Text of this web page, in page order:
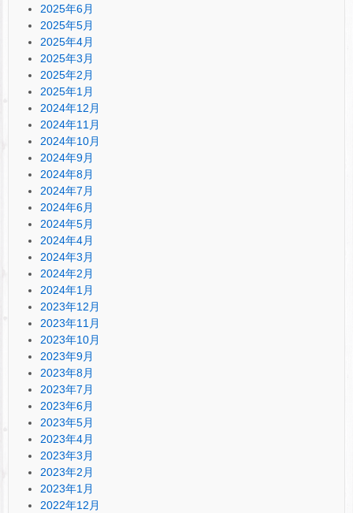
2025年6月
2025年5月
2025年4月
2025年3月
2025年2月
2025年1月
2024年12月
2024年11月
2024年10月
2024年9月
2024年8月
2024年7月
2024年6月
2024年5月
2024年4月
2024年3月
2024年2月
2024年1月
2023年12月
2023年11月
2023年10月
2023年9月
2023年8月
2023年7月
2023年6月
2023年5月
2023年4月
2023年3月
2023年2月
2023年1月
2022年12月